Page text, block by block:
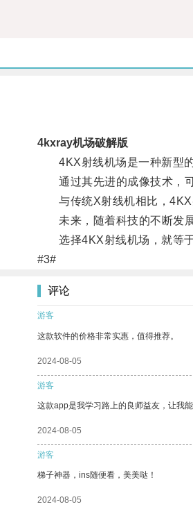
4kxray机场破解版
4KX射线机场是一种新型的
通过其先进的成像技术，可
与传统X射线机相比，4KX
未来，随着科技的不断发展
选择4KX射线机场，就等于
#3#
评论
游客
这款软件的价格非常实惠，值得推荐。
2024-08-05
游客
这款app是我学习路上的良师益友，让我
2024-08-05
游客
梯子神器，ins随便看，美美哒！
2024-08-05